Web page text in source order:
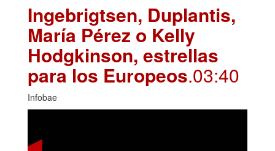
Ingebrigtsen, Duplantis,
María Pérez o Kelly
Hodgkinson, estrellas
para los Europeos.03:40
Infobae